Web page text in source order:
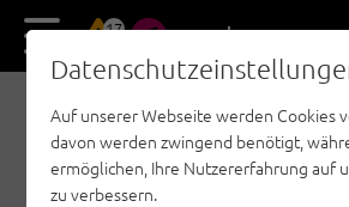
17 DE EN
PINNISTAL:
Auf unserer Webseite werden Cookies
davon werden zwingend benötigt,
ermöglichen, Ihre Nutzererfahrung auf
zu verbessern.